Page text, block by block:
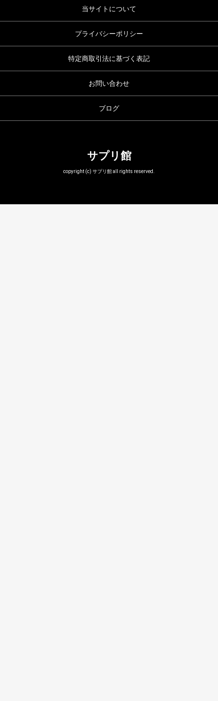
当サイトについて
プライバシーポリシー
特定商取引法に基づく表記
お問い合わせ
ブログ
サプリ館
copyright (c) サプリ館 all rights reserved.